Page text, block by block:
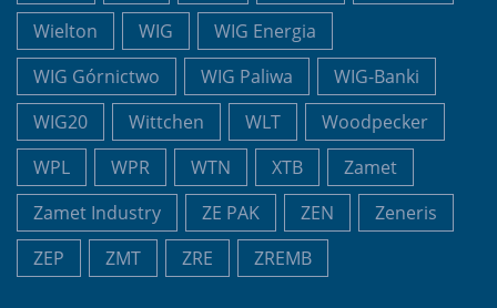
Wielton
WIG
WIG Energia
WIG Górnictwo
WIG Paliwa
WIG-Banki
WIG20
Wittchen WLT
Woodpecker
WPL
WPR WTN XTB
Zamet
Zamet Industry
ZE PAK ZEN
Zeneris
ZEP
ZMT ZRE ZREMB